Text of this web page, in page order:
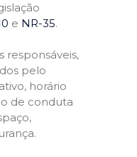
e NR-35.
responsáveis,
pelo
horário
de conduta